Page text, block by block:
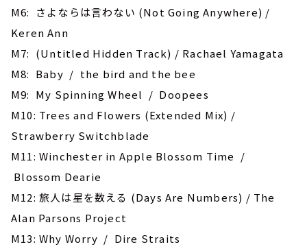
M6: さよならは言わない (Not Going Anywhere) /
Keren Ann
M7: (Untitled Hidden Track) / Rachael Yamagata
M8: Baby / the bird and the bee
M9: My Spinning Wheel / Doopees
M10: Trees and Flowers (Extended Mix) /
Strawberry Switchblade
M11: Winchester in Apple Blossom Time /
Blossom Dearie
M12: 旅人は星を数える (Days Are Numbers) / The
Alan Parsons Project
M13: Why Worry / Dire Straits